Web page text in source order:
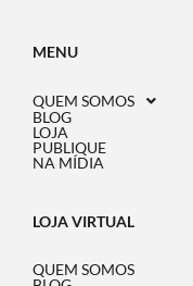
MENU
QUEM SOMOS
BLOG
LOJA
PUBLIQUE
NA MÍDIA
LOJA VIRTUAL
QUEM SOMOS